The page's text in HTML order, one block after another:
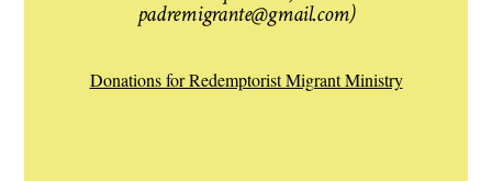
padremigrante@gmail.com)
Donations for Redemptorist Migrant Ministry